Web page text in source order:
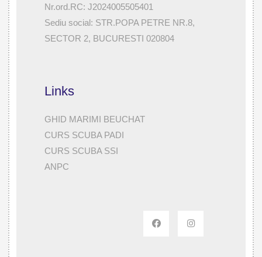
Nr.ord.RC: J2024005505401
Sediu social: STR.POPA PETRE NR.8,
SECTOR 2, BUCURESTI 020804
Links
GHID MARIMI BEUCHAT
CURS SCUBA PADI
CURS SCUBA SSI
ANPC